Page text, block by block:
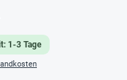
1-3 Tage